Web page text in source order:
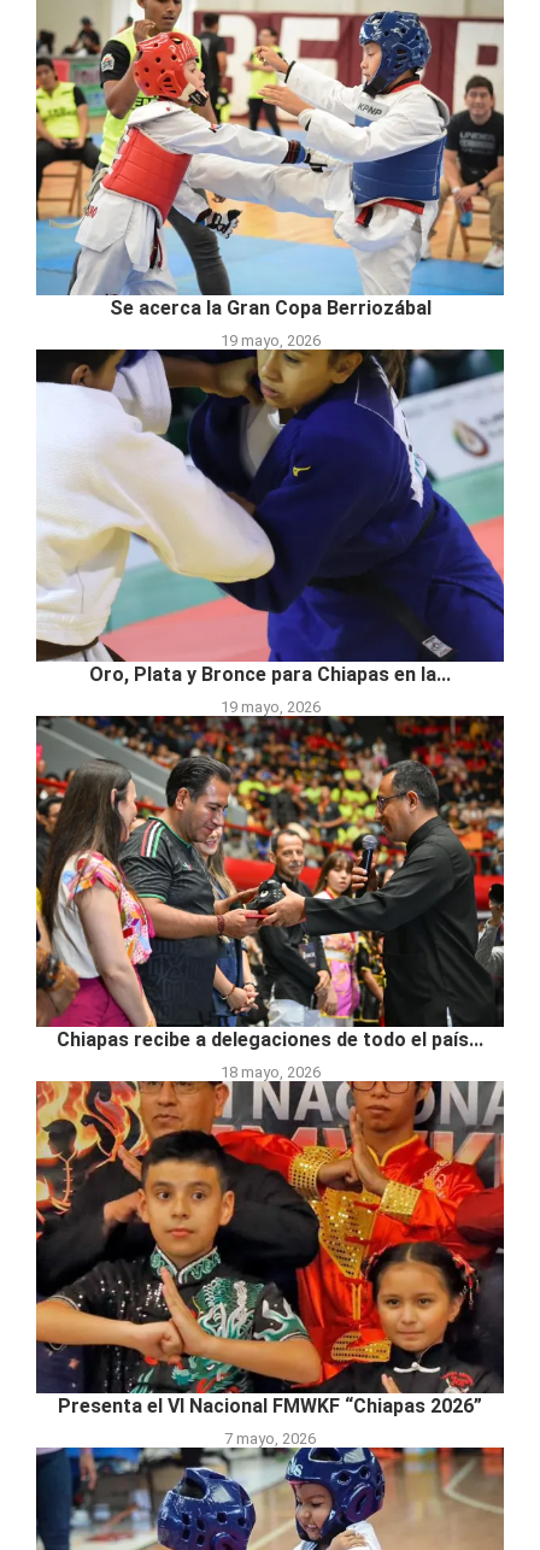
Se acerca la Gran Copa Berriozábal
19 mayo, 2026
Oro, Plata y Bronce para Chiapas en la...
19 mayo, 2026
Chiapas recibe a delegaciones de todo el país...
18 mayo, 2026
Presenta el VI Nacional FMWKF “Chiapas 2026”
7 mayo, 2026